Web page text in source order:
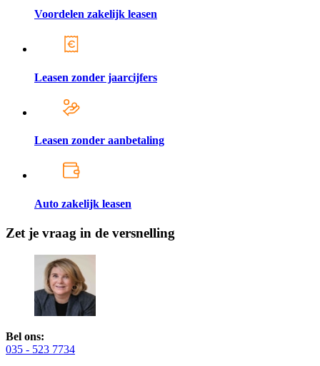
Voordelen zakelijk leasen
Leasen zonder jaarcijfers
Leasen zonder aanbetaling
Auto zakelijk leasen
Zet je vraag in de versnelling
Bel ons:
035 - 523 7734